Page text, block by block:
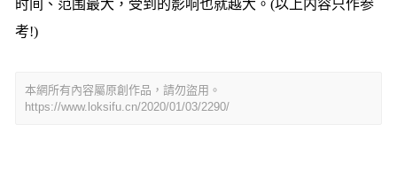
时间、范围最大，受到的影响也就越大。(以上内容只作参
考!)
本網所有內容屬原創作品，請勿盜用。
https://www.loksifu.cn/2020/01/03/2290/